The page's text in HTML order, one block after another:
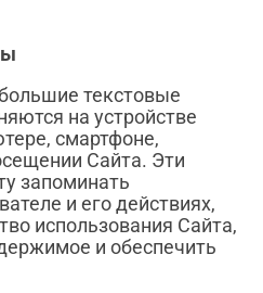
текстовые
на устройстве
смартфоне,
Сайта. Эти
запоминать
и его действиях,
использования Сайта,
и обеспечить